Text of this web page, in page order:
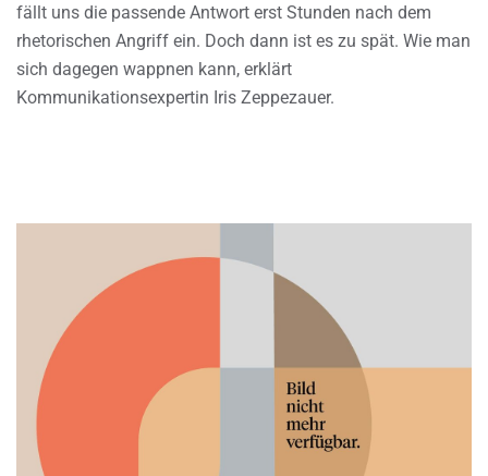
fällt uns die passende Antwort erst Stunden nach dem
rhetorischen Angriff ein. Doch dann ist es zu spät. Wie man
sich dagegen wappnen kann, erklärt
Kommunikationsexpertin Iris Zeppezauer.